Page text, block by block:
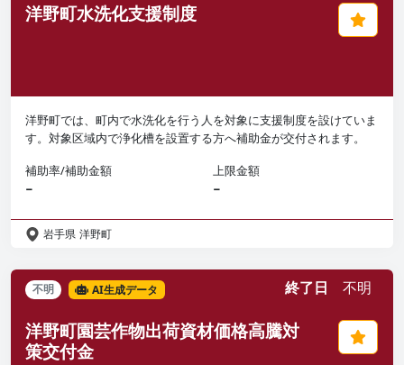
洋野町水洗化支援制度
洋野町では、町内で水洗化を行う人を対象に支援制度を設けていま
す。対象区域内で浄化槽を設置する方へ補助金が交付されます。
補助率/補助金額
−
上限金額
−
岩手県 洋野町
不明 AI生成データ 終了日 不明
洋野町園芸作物出荷資材価格高騰対
策交付金